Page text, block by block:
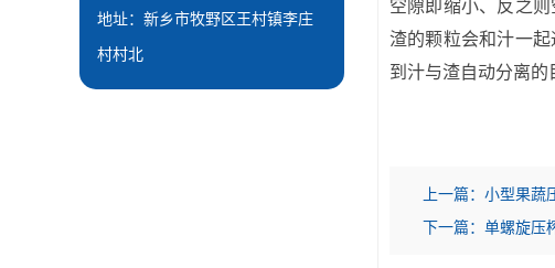
空隙即缩小、反之
渣的颗粒会和汁一
到汁与渣自动分离的
上一篇： 小型果蔬
下一篇： 单螺旋压
地址：新乡市牧野区王村镇李庄
村村北